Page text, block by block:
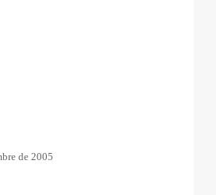
de 2005